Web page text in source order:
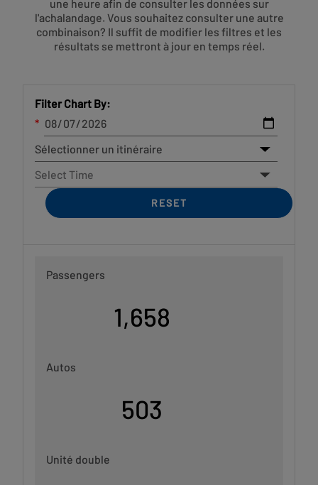
une heure afin de consulter les données sur
l'achalandage. Vous souhaitez consulter une autre
combinaison? Il suffit de modifier les filtres et les
résultats se mettront à jour en temps réel.
Filter Chart By:
Passengers
1,658
Autos
503
Unité double